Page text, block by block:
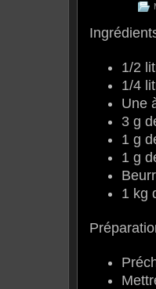
1/2
1/4
Une
3 g
1 g
1 g
1 kg